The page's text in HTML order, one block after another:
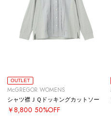
OUTLET
McGREGOR WOMENS
シャツ襟ＪＱドッキングカットソー
￥8,800 50%OFF